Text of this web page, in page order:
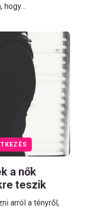
hogy…
a nők
teszik
arról a tényről,